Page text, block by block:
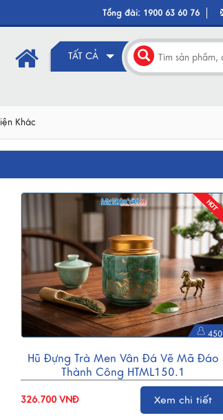
Tổng đài: 1900 63 60 76
TẤT CẢ
Khác
450
Hũ Đựng Trà Men Vân Đá Vẽ Mã Đáo
Thành Công HTML150.1
326.700 VNĐ Xem chi tiết